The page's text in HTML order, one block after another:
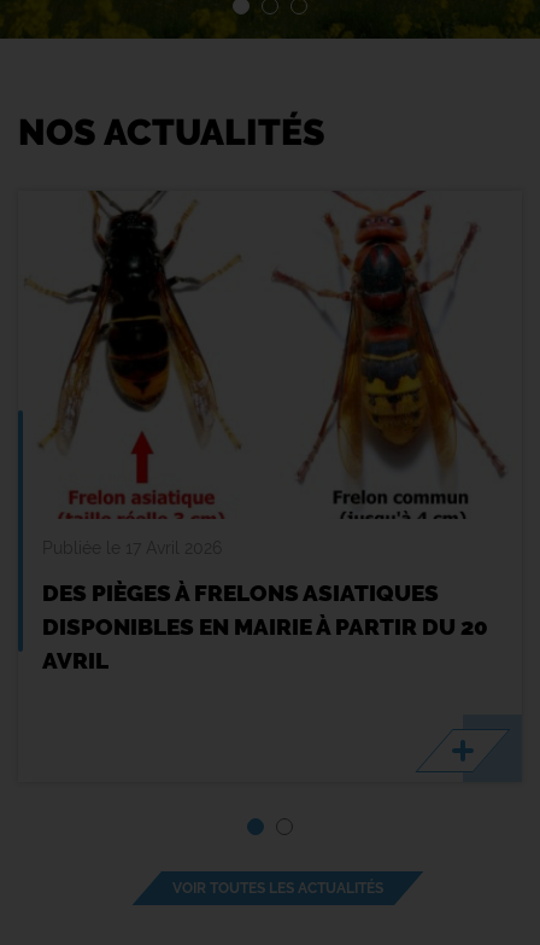
NOS ACTUALITÉS
DES PIÈGES À FRELONS ASIATIQUES
DISPONIBLES EN MAIRIE À PARTIR DU 20
AVRIL
VOIR TOUTES LES ACTUALITÉS